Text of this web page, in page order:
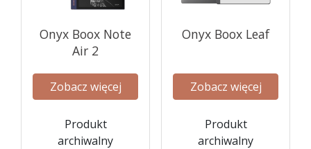
Onyx Boox Note
Air 2
Zobacz więcej
Produkt
archiwalny
Onyx Boox Leaf
Zobacz więcej
Produkt
archiwalny